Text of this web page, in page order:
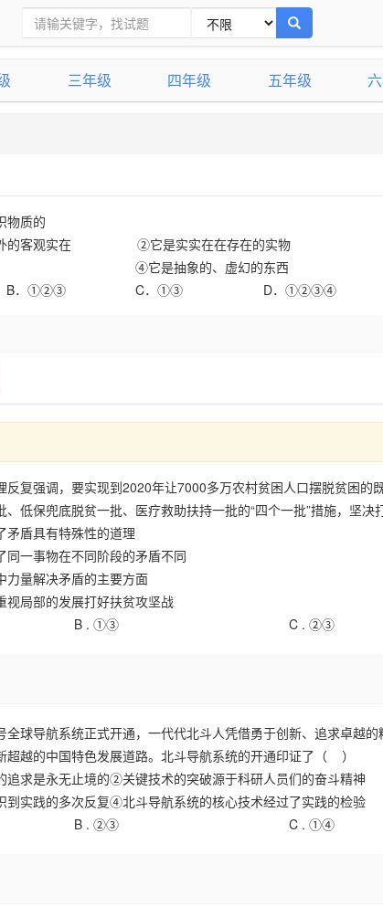
三年级 四年级 五年级
物质的
的客观实在
②它是实实在在存在的实物
④它是抽象的、虚幻的东西
．①②③ C．①③ D．①②③④
反复强调，要实现到2020年让7000多万农村贫困人口摆脱贫困
、低保兜底脱贫一批、医疗救助扶持一批的“四个一批”措施，坚
盾具有特殊性的道理
一事物在不同阶段的矛盾不同
量解决矛盾的主要方面
局部的发展打好扶贫攻坚战
B . ①③ C . ②③
球导航系统正式开通，一代代北斗人凭借勇于创新、追求卓越
超越的中国特色发展道路。北斗导航系统的开通印证了（ ）
求是永无止境的②关键技术的突破源于科研人员们的奋斗精神
实践的多次反复④北斗导航系统的核心技术经过了实践的检验
B . ②③ C . ①④